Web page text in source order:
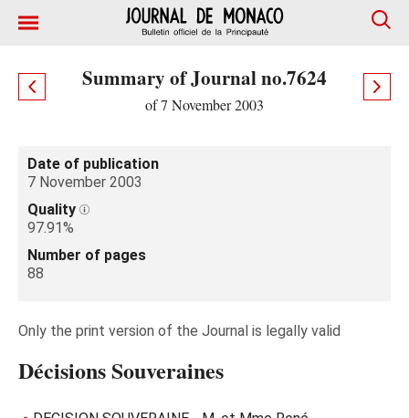
Summary of Journal no.7624
of 7 November 2003
Date of publication
7 November 2003
Quality
97.91%
Number of pages
88
Only the print version of the Journal is legally valid
Décisions Souveraines